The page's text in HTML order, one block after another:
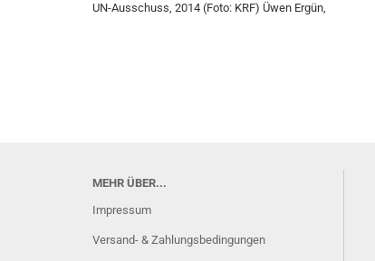
UN-Ausschuss, 2014 (Foto: KRF) Üwen Ergün,
MEHR ÜBER...
Impressum
Versand- & Zahlungsbedingungen